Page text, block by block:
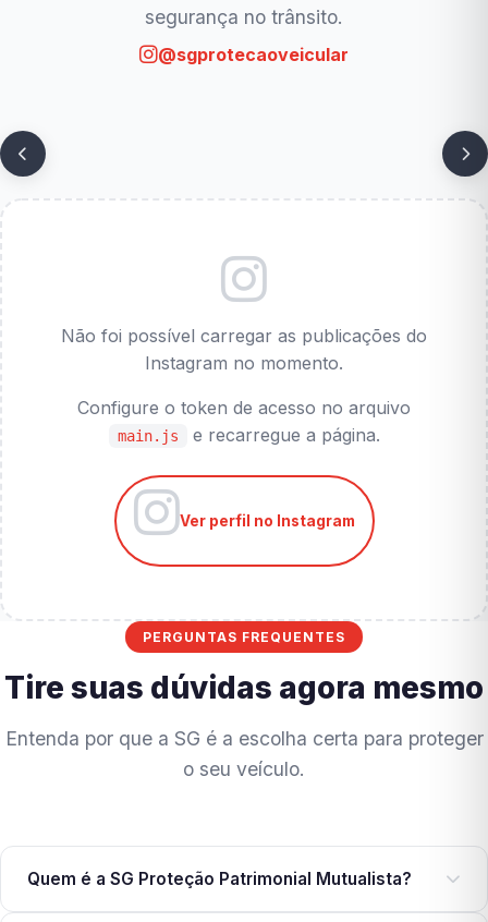
segurança no trânsito.
@sgprotecaoveicular
Não foi possível carregar as publicações do
Instagram no momento.
Configure o token de acesso no arquivo
main.js e recarregue a página.
Ver perfil no Instagram
PERGUNTAS FREQUENTES
Tire suas dúvidas agora mesmo
Entenda por que a SG é a escolha certa para proteger
o seu veículo.
Quem é a SG Proteção Patrimonial Mutualista?